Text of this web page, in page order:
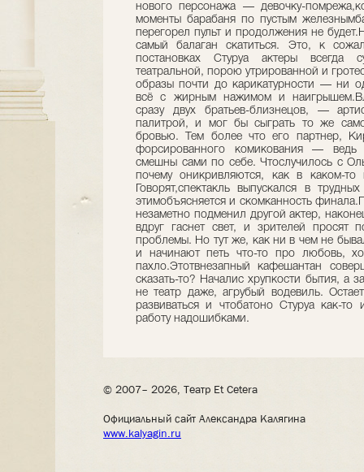
нового персонажа — девочку-
моменты барабаня по пустым
перегорел пульт и продолжения не
самый балаган скатиться. Это, к
постановках Стуруа актеры всегда
театральной, порою утрированной и
образы почти до карикатурности — ни
всё с жирным нажимом и
сразу двух братьев-близнецов, —
палитрой, и мог бы сыграть то же
бровью. Тем более что его партнер,
форсированного комикования — ведь
смешны сами по себе. Чтослучилось с
почему оникривляются, как в каком-
Говорят,спектакль выпускался в
этимобъясняется и скомканность
незаметно подменил другой актер,
вдруг гаснет свет, и зрителей просят
проблемы. Но тут же, как ни в чем не
и начинают петь что-то про любовь,
пахло.Этотвнезапный кафешантан
сказать-то? Началис хрупкости бытия, а
не театр даже, агрубый водевиль.
развиваться и чтобатоно Стуруа как-
работу надошибками.
© 2007– 2026, Театр Et Cetera
Официальный сайт Александра Калягина
www.kalyagin.ru